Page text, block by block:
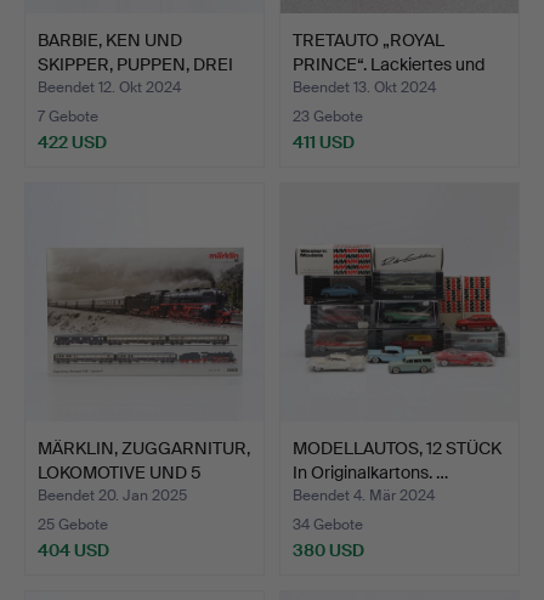
BARBIE, KEN UND
SKIPPER, PUPPEN, DREI
STÜC…
Beendet 12. Okt 2024
7 Gebote
422 USD
TRETAUTO „ROYAL
PRINCE“. Lackiertes und
ve…
Beendet 13. Okt 2024
23 Gebote
411 USD
MÄRKLIN, ZUGGARNITUR,
LOKOMOTIVE UND 5
WAG…
Beendet 20. Jan 2025
25 Gebote
404 USD
MODELLAUTOS, 12 STÜCK
In Originalkartons. …
Beendet 4. Mär 2024
34 Gebote
380 USD